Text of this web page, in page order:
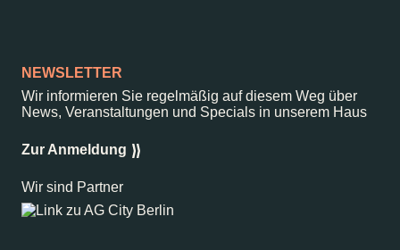
NEWSLETTER
Wir informieren Sie regelmäßig auf diesem Weg über
News, Veranstaltungen und Specials in unserem Haus
Zur Anmeldung
Wir sind Partner